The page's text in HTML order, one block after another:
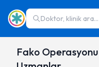
Doktor, klinik ara...
Fako